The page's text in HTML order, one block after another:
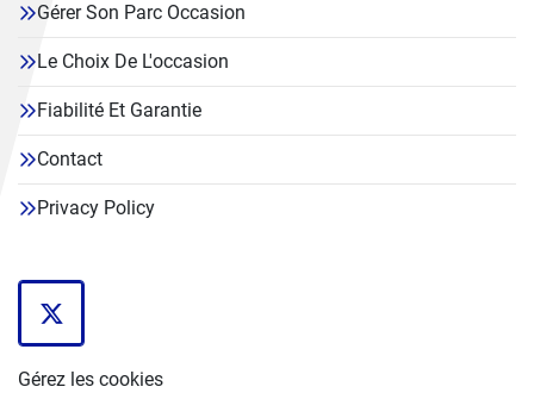
Gérer Son Parc Occasion
Le Choix De L'occasion
Fiabilité Et Garantie
Contact
Privacy Policy
twitter
Gérez les cookies